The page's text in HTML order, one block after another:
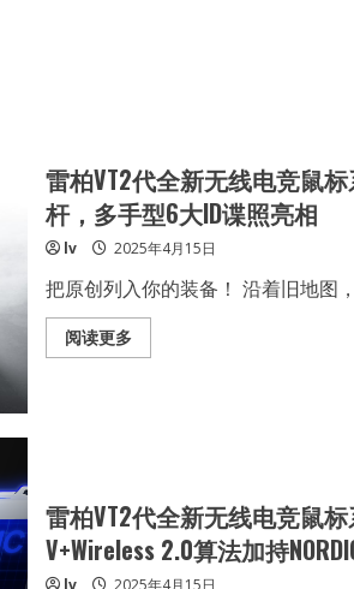
雷柏VT2代全新无线电竞鼠
杆，多手型6大ID谍照亮相
lv 2025年4月15日
把原创列入你的装备！ 沿着旧地图
阅读更多Read
more
线
电
竞
鼠
雷柏VT2代全新无线电竞鼠
V+Wireless 2.0算法加持
lv 2025年4月15日